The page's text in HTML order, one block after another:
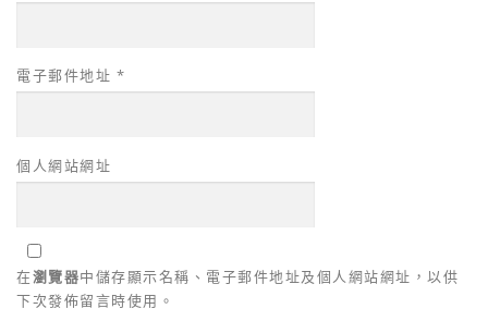
電子郵件地址 *
個人網站網址
在瀏覽器中儲存顯示名稱、電子郵件地址及個人網站網址，以供
下次發佈留言時使用。